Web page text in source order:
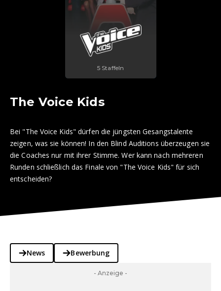
5 Staffeln
The Voice Kids
Bei "The Voice Kids" dürfen die jüngsten Gesangstalente
zeigen, was sie können! In den Blind Auditions überzeugen sie
die Coaches nur mit ihrer Stimme. Wer kann nach mehreren
Runden schließlich das Finale von "The Voice Kids" für sich
entscheiden?
News Bewerbung
- Anzeige -